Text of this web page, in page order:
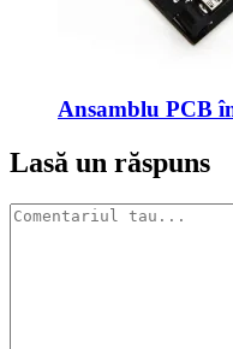
Ansamblu PCB
Lasă un răspuns